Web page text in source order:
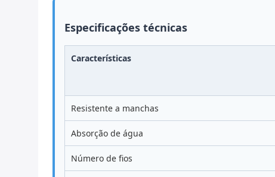
Especificações técnicas
Características
Resistente a manchas
Absorção de água
Número de fios